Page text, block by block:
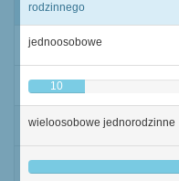
rodzinnego
jednoosobowe
10
wieloosobowe jednorodzinne